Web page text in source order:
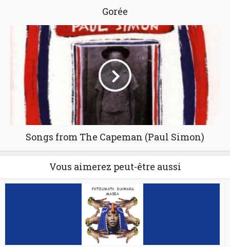
Gorée
Songs from The Capeman (Paul Simon)
Vous aimerez peut-être aussi